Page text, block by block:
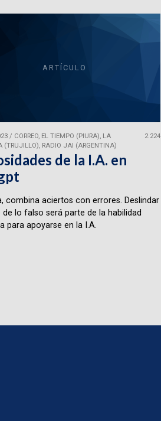
ARTÍCULO
/ CORREO, EL TIEMPO (PIURA), LA
(TRUJILLO), RADIO JAI (ARGENTINA)
2.224
de la I.A. en
combina aciertos con errores. Deslindar
de lo falso será parte de la habilidad
para apoyarse en la I.A.